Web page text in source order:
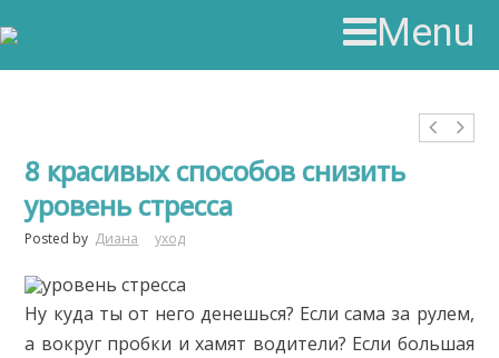
Menu
8 красивых способов снизить
уровень стресса
Posted by Диана уход
Ну куда ты от него денешься? Если сама за рулем,
а вокруг пробки и хамят водители? Если большая